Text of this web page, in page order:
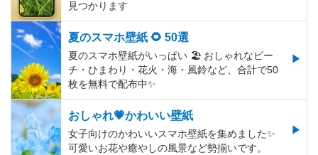
見つかります
夏のスマホ壁紙 🌻 50選
夏のスマホ壁紙がいっぱい 🏖 おしゃれなビー
チ・ひまわり・花火・海・風鈴など、合計で50
枚を無料で配布中✨
おしゃれ💗かわいい壁紙
女子向けのかわいいスマホ壁紙を集めました✨
可愛いお花や癒やしの風景など勢揃いです。